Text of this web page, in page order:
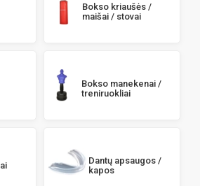
Bokso kriaušės /
maišai / stovai
Bokso manekenai /
treniruokliai
Dantų apsaugos /
kapos